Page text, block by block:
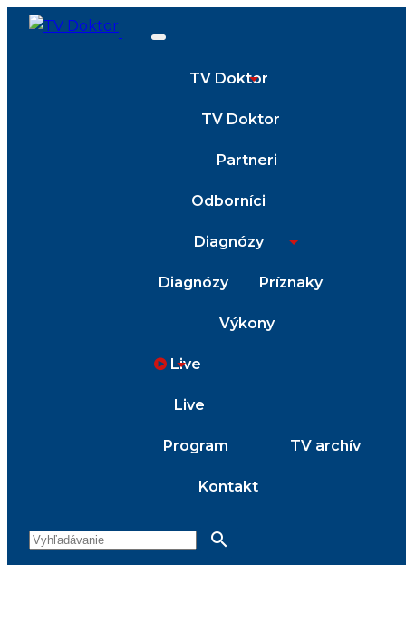
TV Doktor
TV Doktor
Partneri
Odborníci
Diagnózy
Diagnózy Príznaky
Výkony
Live
Live
Program TV archív
Kontakt
search